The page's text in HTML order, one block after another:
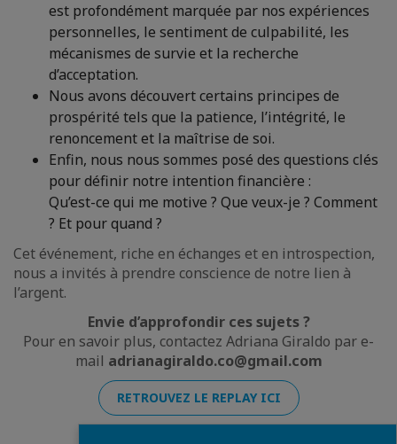
est profondément marquée par nos expériences
personnelles, le sentiment de culpabilité, les
mécanismes de survie et la recherche
d’acceptation.
Nous avons découvert certains principes de
prospérité tels que la patience, l’intégrité, le
renoncement et la maîtrise de soi.
Enfin, nous nous sommes posé des questions clés
pour définir notre intention financière :
Qu’est-ce qui me motive ? Que veux-je ? Comment
? Et pour quand ?
Cet événement, riche en échanges et en introspection,
nous a invités à prendre conscience de notre lien à
l’argent.
Envie d’approfondir ces sujets ?
Pour en savoir plus, contactez Adriana Giraldo par e-
mail adrianagiraldo.co@gmail.com
RETROUVEZ LE REPLAY ICI